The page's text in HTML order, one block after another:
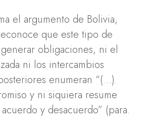
el argumento de Bolivia,
que este tipo de
obligaciones, ni el
ni los intercambios
enumeran “(…)
y ni siquiera resume
y desacuerdo” (para.